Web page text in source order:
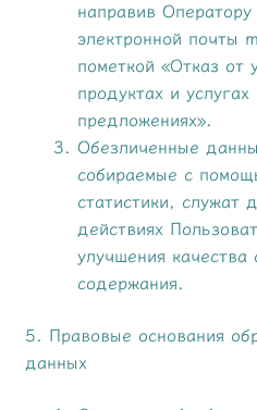
направив
электронной почты
пометкой «Отказ от
продуктах и
предложениях».
Обезличенные
собираемые с
статистики, служат
действиях
улучшения качества
содержания.
5. Правовые основания
данных